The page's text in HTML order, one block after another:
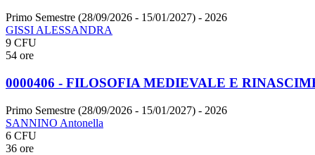
Primo Semestre (28/09/2026 - 15/01/2027) - 2026
GISSI ALESSANDRA
9 CFU
54 ore
0000406 - FILOSOFIA MEDIEVALE E
Primo Semestre (28/09/2026 - 15/01/2027) - 2026
SANNINO Antonella
6 CFU
36 ore